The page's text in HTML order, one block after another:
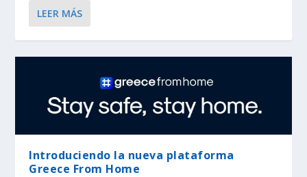
LEER MÁS
Introduciendo la nueva plataforma
Greece From Home